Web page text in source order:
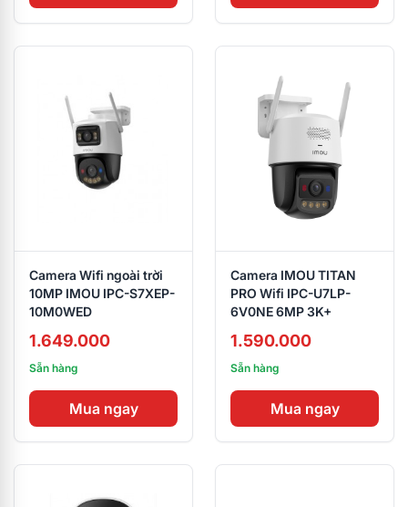
Camera Wifi ngoài trời
10MP IMOU IPC-S7XEP-
10M0WED
1.649.000
Sẵn hàng
Mua ngay
Camera IMOU TITAN
PRO Wifi IPC-U7LP-
6V0NE 6MP 3K+
1.590.000
Sẵn hàng
Mua ngay